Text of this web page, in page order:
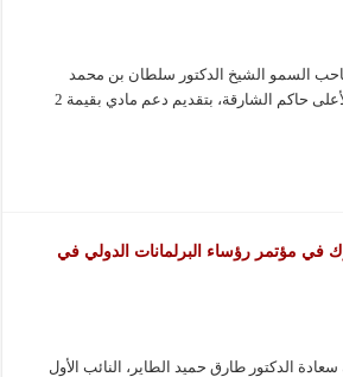
السمو الشيخ الدكتور سلطان بن محمد
القاسمي عضو المجلس الأعلى حاكم الشارقة، بتقديم دعم مادي بقيمة 2
في مؤتمر رؤساء البرلمانات الدولي في
الدكتور طارق حميد الطاير، النائب الأول